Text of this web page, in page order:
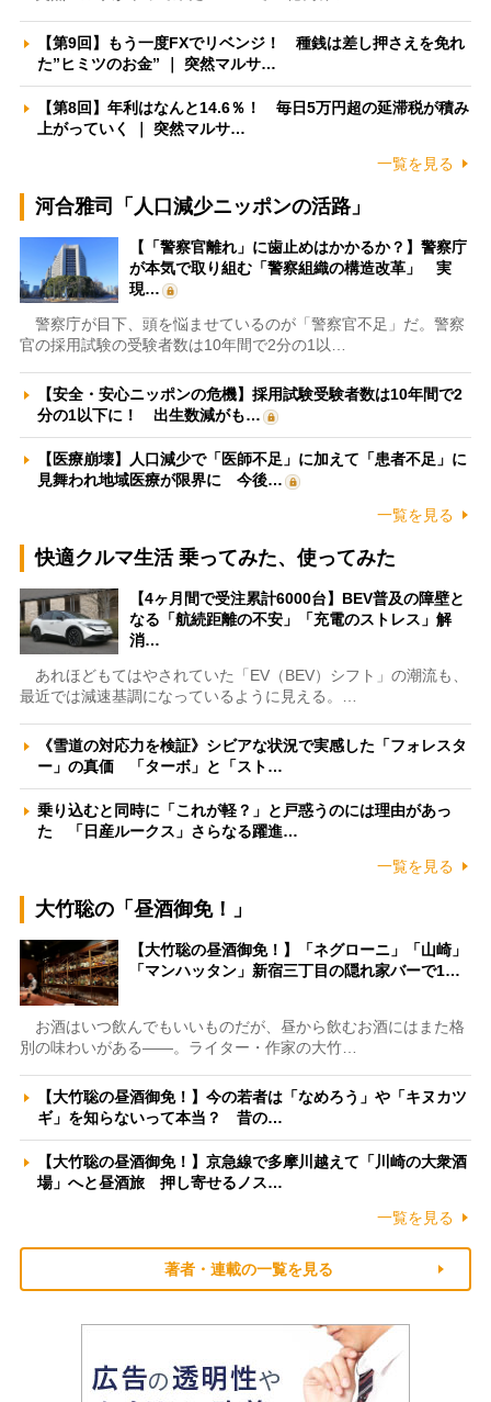
【第9回】もう一度FXでリベンジ！ 種銭は差し押さえを免れ
た”ヒミツのお金” ｜ 突然マルサ…
【第8回】年利はなんと14.6％！ 毎日5万円超の延滞税が積み
上がっていく ｜ 突然マルサ…
一覧を見る
河合雅司「人口減少ニッポンの活路」
【「警察官離れ」に歯止めはかかるか？】警察庁
が本気で取り組む「警察組織の構造改革」 実
現…
警察庁が目下、頭を悩ませているのが「警察官不足」だ。警察
官の採用試験の受験者数は10年間で2分の1以…
【安全・安心ニッポンの危機】採用試験受験者数は10年間で2
分の1以下に！ 出生数減がも…
【医療崩壊】人口減少で「医師不足」に加えて「患者不足」に
見舞われ地域医療が限界に 今後…
一覧を見る
快適クルマ生活 乗ってみた、使ってみた
【4ヶ月間で受注累計6000台】BEV普及の障壁と
なる「航続距離の不安」「充電のストレス」解
消…
あれほどもてはやされていた「EV（BEV）シフト」の潮流も、
最近では減速基調になっているように見える。…
《雪道の対応力を検証》シビアな状況で実感した「フォレスタ
ー」の真価 「ターボ」と「スト…
乗り込むと同時に「これが軽？」と戸惑うのには理由があっ
た 「日産ルークス」さらなる躍進…
一覧を見る
大竹聡の「昼酒御免！」
【大竹聡の昼酒御免！】「ネグローニ」「山崎」
「マンハッタン」新宿三丁目の隠れ家バーで1…
お酒はいつ飲んでもいいものだが、昼から飲むお酒にはまた格
別の味わいがある――。ライター・作家の大竹…
【大竹聡の昼酒御免！】今の若者は「なめろう」や「キヌカツ
ギ」を知らないって本当？ 昔の…
【大竹聡の昼酒御免！】京急線で多摩川越えて「川崎の大衆酒
場」へと昼酒旅 押し寄せるノス…
一覧を見る
著者・連載の一覧を見る